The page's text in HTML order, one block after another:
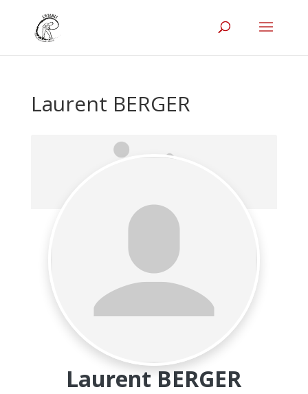
Laurent BERGER
Laurent BERGER